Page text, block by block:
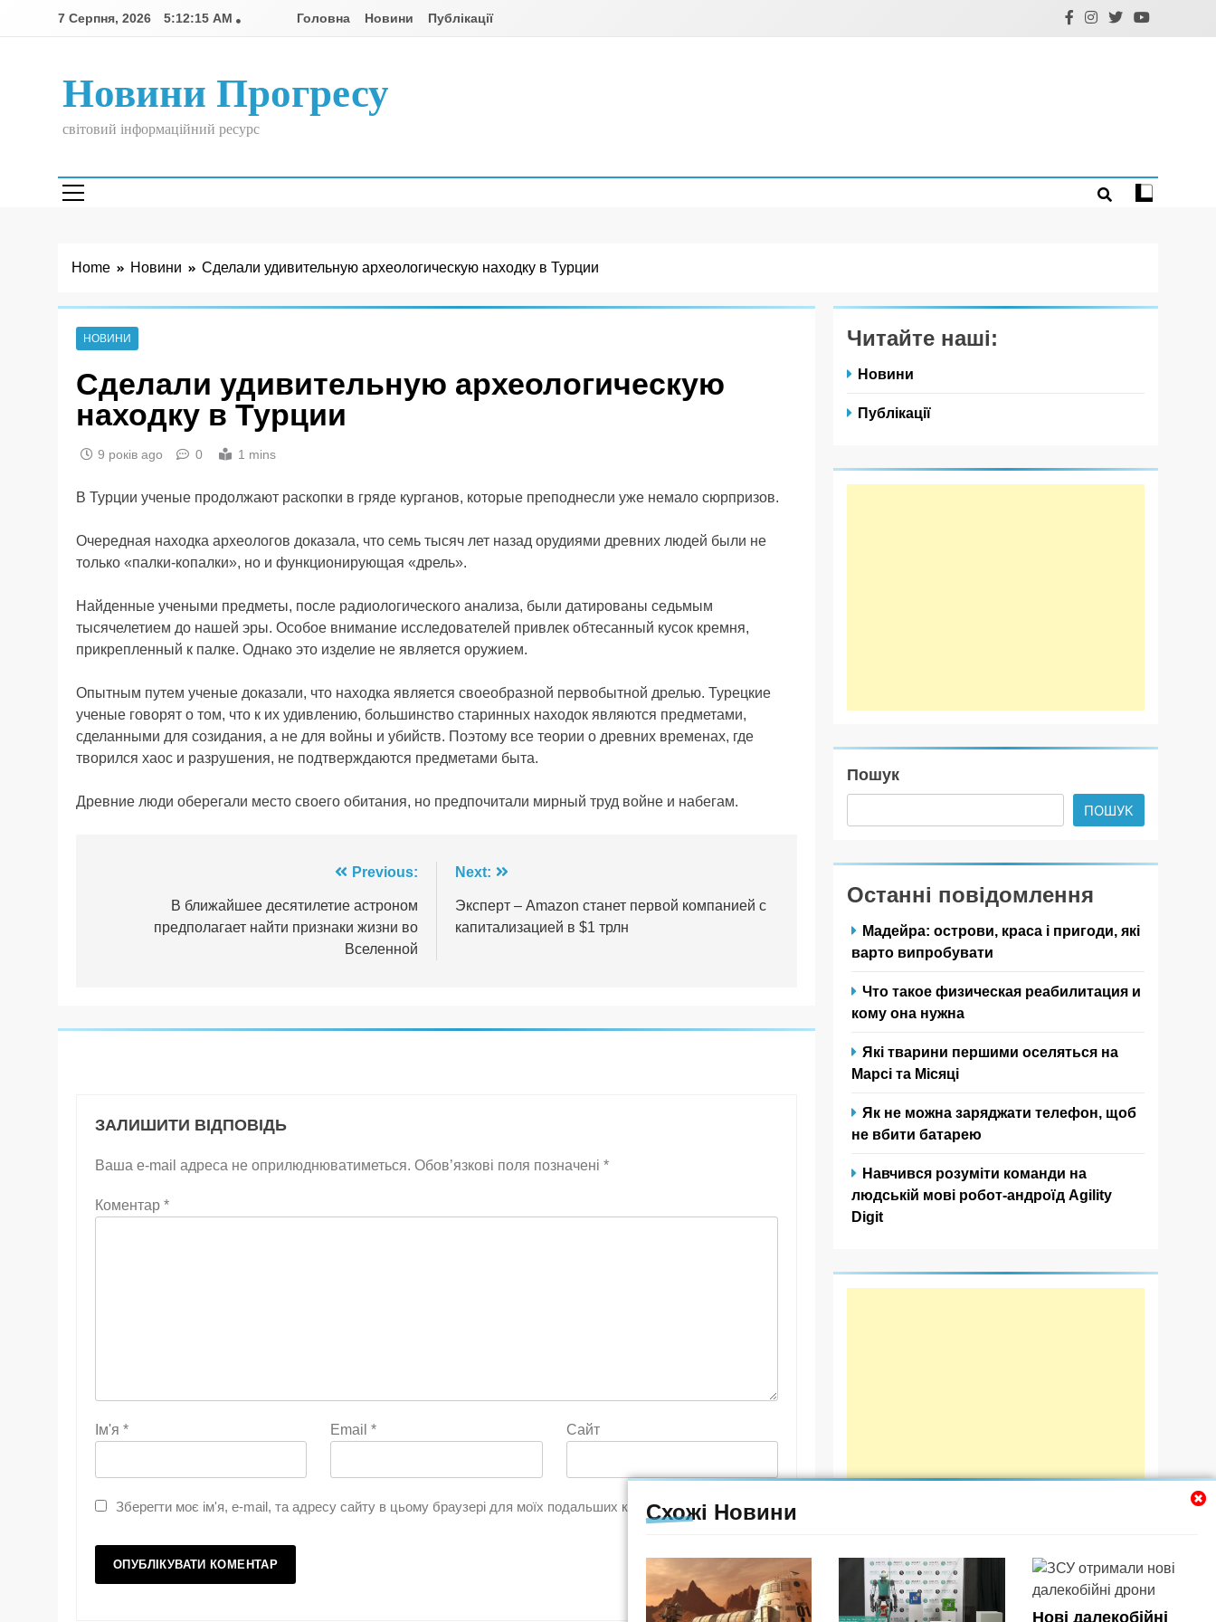
7 Серпня, 2026 5:12:16 AM Головна Новини Публікації
Новини Прогресу
світовий інформаційний ресурс
Home Новини Сделали удивительную археологическую находку в Турции
НОВИНИ
Сделали удивительную археологическую
находку в Турции
9 років ago 0 1 mins
В Турции ученые продолжают раскопки в гряде курганов, которые преподнесли уже немало сюрпризов.
Очередная находка археологов доказала, что семь тысяч лет назад орудиями древних людей были не
только «палки-копалки», но и функционирующая «дрель».
Найденные учеными предметы, после радиологического анализа, были датированы седьмым
тысячелетием до нашей эры. Особое внимание исследователей привлек обтесанный кусок кремня,
прикрепленный к палке. Однако это изделие не является оружием.
Опытным путем ученые доказали, что находка является своеобразной первобытной дрелью. Турецкие
ученые говорят о том, что к их удивлению, большинство старинных находок являются предметами,
сделанными для созидания, а не для войны и убийств. Поэтому все теории о древних временах, где
творился хаос и разрушения, не подтверждаются предметами быта.
Древние люди оберегали место своего обитания, но предпочитали мирный труд войне и набегам.
записів
Previous:
В ближайшее десятилетие астроном
предполагает найти признаки жизни во
Вселенной
Next:
Эксперт – Amazon станет первой компанией с
капитализацией в $1 трлн
ЗАЛИШИТИ ВІДПОВІДЬ
Ваша e-mail адреса не оприлюднюватиметься. Обов’язкові поля позначені *
Коментар *
Ім'я * Email* Сайт
Зберегти моє ім'я, e-mail, та адресу сайту в цьому браузері для моїх подальших коментарів.Схожі Новини
Нові далекобійні
Читайте наші:
Новини
Публікації
Пошук
ПОШУК
Останні повідомлення
Мадейра: острови, краса і пригоди, які
варто випробувати
Что такое физическая реабилитация и
кому она нужна
Які тварини першими оселяться на
Марсі та Місяці
Як не можна заряджати телефон, щоб
не вбити батарею
Навчився розуміти команди на
людській мові робот-андроїд Agility
Digit